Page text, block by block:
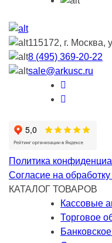
115172, г.
8 (495) 369-20-22
sale@arkusc.ru
Политика
Согласие на
КАТАЛОГ ТОВАРОВ
Кассовые
Торговое